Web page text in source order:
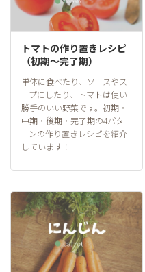
トマトの作り置きレシピ
（初期～完了期）
単体に食べたり、ソースやス
ープにしたり、トマトは使い
勝手のいい野菜です。初期・
中期・後期・完了期の4パタ
ーンの作り置きレシピを紹介
しています！